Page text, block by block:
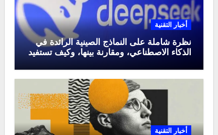
أخبار التقنية
نظرة شاملة على النماذج الصينية الرائدة في
الذكاء الاصطناعي، ومقارنة بينها، وكيف تستفيد
أخبار التقنية